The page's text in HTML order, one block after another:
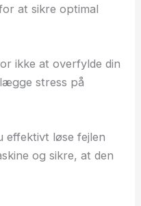
at sikre optimal
ikke at overfylde din
stress på
effektivt løse fejlen
og sikre, at den